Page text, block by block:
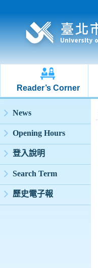
Reader’s Corner
:::
News
Opening Hours
登入說明
Search Term
歷史電子報